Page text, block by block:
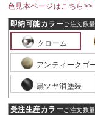
色見本ページはこちら>>
即納可能カラーご注文数
クローム
アンティークゴ
黒ツヤ消塗装
受注生産カラーご注文数